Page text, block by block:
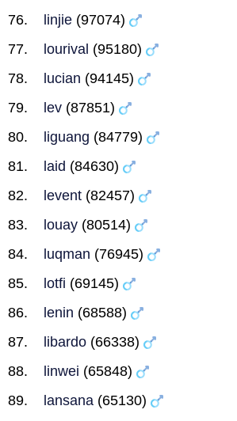
linjie (97074)
lourival (95180)
lucian (94145)
lev (87851)
liguang (84779)
laid (84630)
levent (82457)
louay (80514)
luqman (76945)
lotfi (69145)
lenin (68588)
libardo (66338)
linwei (65848)
lansana (65130)